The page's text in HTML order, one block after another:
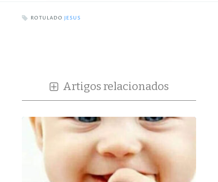
ROTULADO JESUS
Artigos relacionados